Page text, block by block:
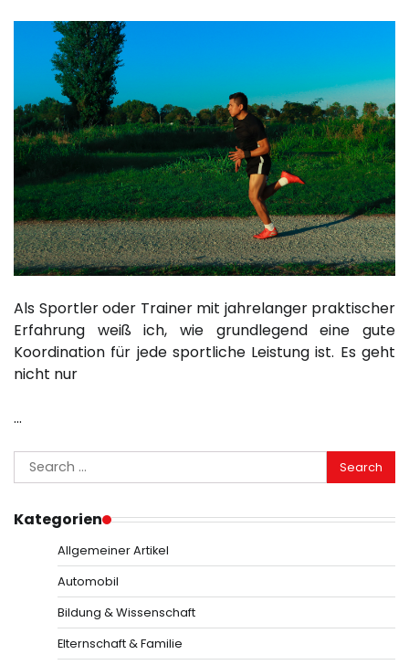
Als Sportler oder Trainer mit jahrelanger praktischer
Erfahrung weiß ich, wie grundlegend eine gute
Koordination für jede sportliche Leistung ist. Es geht
nicht nur
…
Search
for:
Kategorien
Allgemeiner Artikel
Automobil
Bildung & Wissenschaft
Elternschaft & Familie